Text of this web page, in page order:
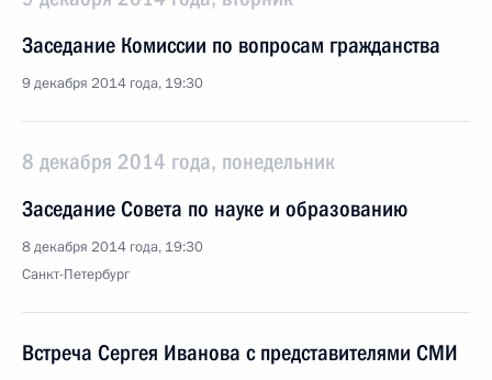
Заседание Комиссии по вопросам гражданства
9 декабря 2014 года, 19:30
8 декабря 2014 года, понедельник
Заседание Совета по науке и образованию
8 декабря 2014 года, 19:30
Санкт-Петербург
Встреча Сергея Иванова с представителями СМИ